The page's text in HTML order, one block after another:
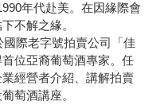
年代赴美。在因緣際會
不解之緣。
際老字號拍賣公司「佳
位亞裔葡萄酒專家。任
經營者介紹、講解拍賣
萄酒講座。